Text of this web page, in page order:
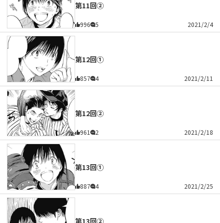
第11回②
996 5 2021/2/4
第12回①
857 4 2021/2/11
第12回②
961 2 2021/2/18
第13回①
887 4 2021/2/25
第13回②